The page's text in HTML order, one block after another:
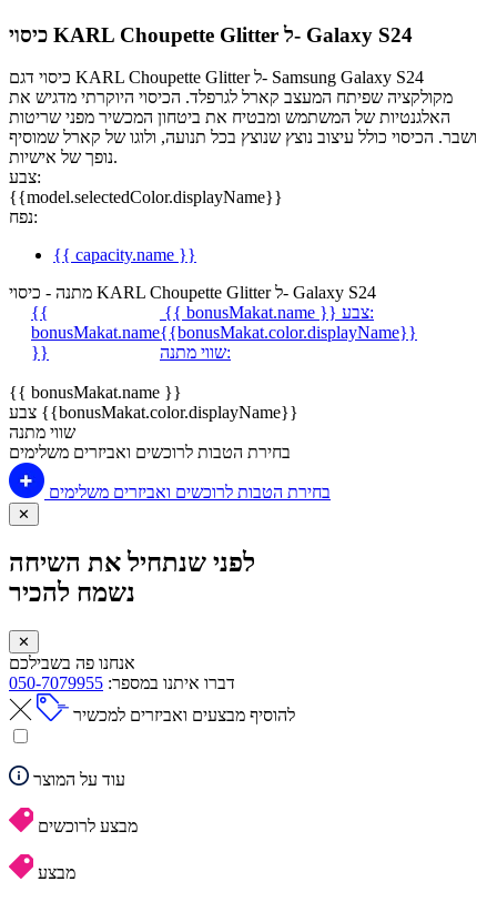
כיסוי KARL Choupette Glitter ל- Galaxy S24
כיסוי דגם KARL Choupette Glitter ל- Samsung Galaxy S24
מקולקציה שפיתח המעצב קארל לגרפלד. הכיסוי היוקרתי מדגיש את
האלגנטיות של המשתמש ומבטיח את ביטחון המכשיר מפני שריטות
ושבר. הכיסוי כולל עיצוב נוצץ שנוצץ בכל תנועה, ולוגו של קארל שמוסיף
נופך של אישיות.
צבע:
{{model.selectedColor.displayName}}
נפח:
{{ capacity.name }}
מתנה - כיסוי KARL Choupette Glitter ל- Galaxy S24
{{
bonusMakat.name
}}
{{ bonusMakat.name }}
צבע:
{{bonusMakat.color.displayName}}
שווי מתנה:
{{ bonusMakat.name }}
צבע {{bonusMakat.color.displayName}}
שווי מתנה
בחירת הטבות לרוכשים ואביזרים משלימים
בחירת הטבות לרוכשים ואביזרים משלימים
✕
לפני שנתחיל את השיחה
נשמח להכיר
✕
אנחנו פה בשבילכם
דברו איתנו במספר: 050-7079955
להוסיף מבצעים ואביזרים למכשיר
עוד על המוצר
מבצע לרוכשים
מבצע